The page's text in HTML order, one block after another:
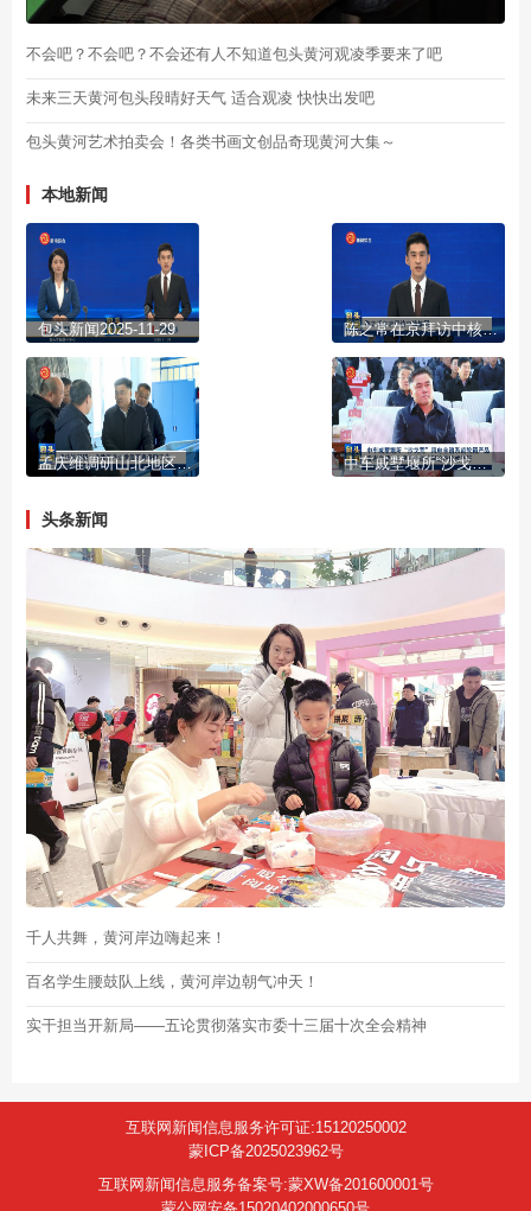
不会吧？不会吧？不会还有人不知道包头黄河观凌季要来了吧
未来三天黄河包头段晴好天气 适合观凌 快快出发吧
包头黄河艺术拍卖会！各类书画文创品奇现黄河大集～
本地新闻
包头新闻2025-11-29 陈之常在京拜访中核集团
孟庆维调研山北地区产业发展要素保障工作 中车戚墅堰所“沙戈荒”风电全谱系齿轮箱产品发布会暨包头风电传动公司达产仪式举行
头条新闻
千人共舞，黄河岸边嗨起来！
百名学生腰鼓队上线，黄河岸边朝气冲天！
实干担当开新局——五论贯彻落实市委十三届十次全会精神
互联网新闻信息服务许可证:15120250002
蒙ICP备2025023962号
互联网新闻信息服务备案号:蒙XW备201600001号